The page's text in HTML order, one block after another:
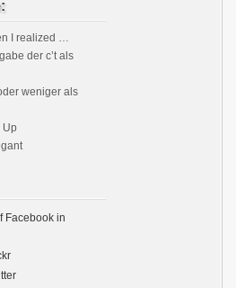
I realized …
der c’t als
weniger als
Up
Facebook in